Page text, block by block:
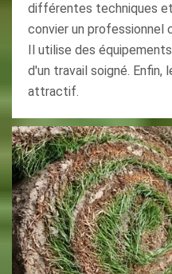
différentes techniques
convier un professionnel
Il utilise des
d'un travail soigné.
attractif.